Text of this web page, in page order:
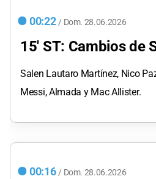
00:22 / Dom. 28.06.2026
15' ST: Cambios de
Salen Lautaro Martínez, Nico
Messi, Almada y Mac Allister.
00:16 / Dom. 28.06.2026